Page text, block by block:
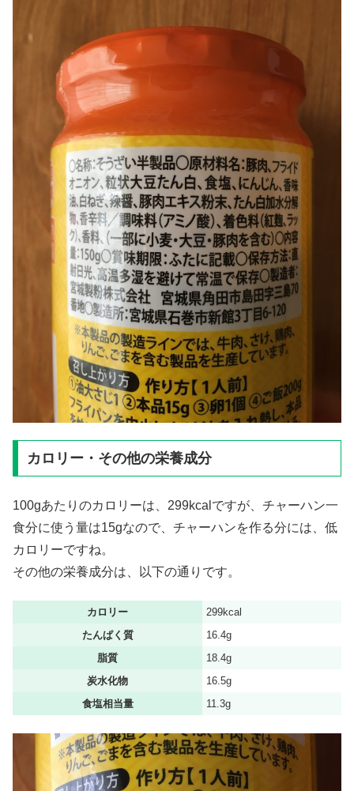
カロリー・その他の栄養成分
100gあたりのカロリーは、299kcalですが、チャーハン一
食分に使う量は15gなので、チャーハンを作る分には、低
カロリーですね。
その他の栄養成分は、以下の通りです。
カロリー
299kcal
たんぱく質
16.4g
脂質
18.4g
炭水化物
16.5g
食塩相当量
11.3g